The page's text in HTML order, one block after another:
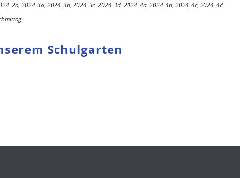
, 2024_3a, 2024_3b, 2024_3c, 2024_3d, 2024_4a, 2024_4b, 2024_4c, 2024_4d,
Schulgarten